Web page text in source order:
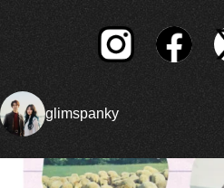
glimspanky